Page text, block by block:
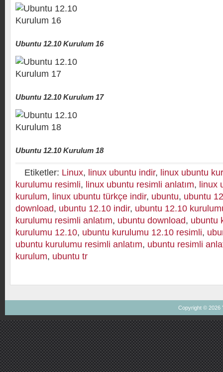
Ubuntu 12.10 Kurulum 16
Ubuntu 12.10 Kurulum 17
Ubuntu 12.10 Kurulum 18
Etiketler: Linux, linux ubuntu indir, linux ubuntu
kurulumu resimli, linux ubuntu resimli anlatım, linux
kurulum, linux ubuntu türkçe indir, ubuntu, ubuntu
download, ubuntu 12.10 indir, ubuntu 12.10
kurulumu resimli anlatım, ubuntu download, ubuntu
kurulumu 12.10, ubuntu kurulumu 12.10 resimli,
ubuntu kurulumu resimli anlatım, ubuntu resimli
kurulum, ubuntu tr
Copyright © 2026